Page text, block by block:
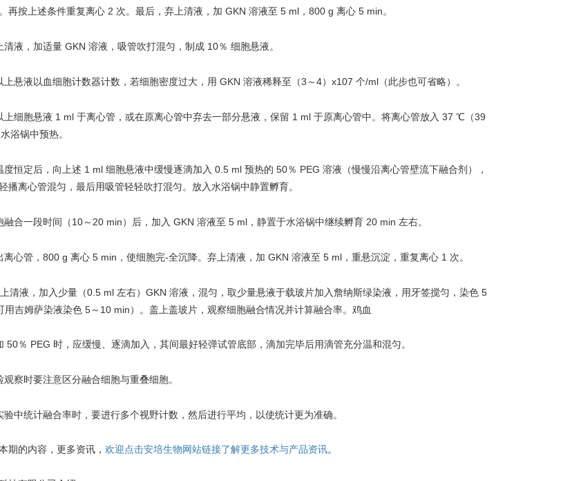
再按上述条件重复离心 2 次。最后，弃上清液，加 GKN 溶液至 5 ml，800 g 离心 5 min。
清液，加适量 GKN 溶液，吸管吹打混匀，制成 10％ 细胞悬液。
上悬液以血细胞计数器计数，若细胞密度过大，用 GKN 溶液稀释至（3～4）x107 个/ml（此步也可省略）。
上细胞悬液 1 ml 于离心管，或在原离心管中弃去一部分悬液，保留 1 ml 于原离心管中。将离心管放入 37 ℃（39
浴锅中预热。
度恒定后，向上述 1 ml 细胞悬液中缓慢逐滴加入 0.5 ml 预热的 50％ PEG 溶液（慢慢沿离心管壁流下融合剂），
播离心管混匀，最后用吸管轻轻吹打混匀。放入水浴锅中静置孵育。
融合一段时间（10～20 min）后，加入 GKN 溶液至 5 ml，静置于水浴锅中继续孵育 20 min 左右。
离心管，800 g 离心 5 min，使细胞完-全沉降。弃上清液，加 GKN 溶液至 5 ml，重悬沉淀，重复离心 1 次。
上清液，加入少量（0.5 ml 左右）GKN 溶液，混匀，取少量悬液于载玻片加入詹纳斯绿染液，用牙签搅匀，染色 5
用吉姆萨染液染色 5～10 min）。盖上盖玻片，观察细胞融合情况并计算融合率。 鸡血
50％ PEG 时，应缓慢、逐滴加入，其间最好轻弹试管底部，滴加完毕后用滴管充分温和混匀。
观察时要注意区分融合细胞与重叠细胞。
验中统计融合率时，要进行多个视野计数，然后进行平均，以使统计更为准确。
期的内容，更多资讯， 欢迎点击安培生物网站链接了解更多技术与产品资讯。